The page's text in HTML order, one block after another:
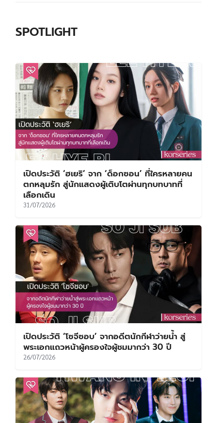
SPOTLIGHT
เปิดประวัติ ‘ฮเยริ’ จาก ‘ด็อกซอน’ ที่ใครหลายคน
ตกหลุมรัก สู่นักแสดงผู้เติบโตผ่านทุกบทบาทที่
เลือกเดิน
31/07/2026
เปิดประวัติ ‘โซจีซอบ’ จากอดีตนักกีฬาว่ายน้ำ สู่
พระเอกแถวหน้าผู้ครองใจผู้ชมมากว่า 30 ปี
26/07/2026